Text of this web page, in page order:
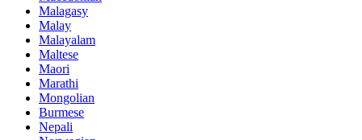
Malagasy
Malay
Malayalam
Maltese
Maori
Marathi
Mongolian
Burmese
Nepali